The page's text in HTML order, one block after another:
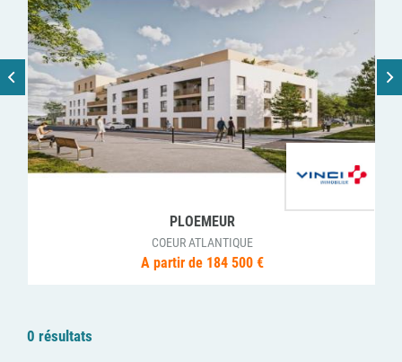
PLOEMEUR
COEUR ATLANTIQUE
A partir de 184 500 €
0 résultats